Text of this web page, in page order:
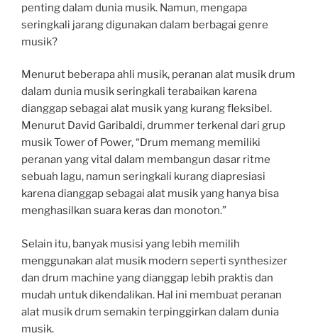
penting dalam dunia musik. Namun, mengapa
seringkali jarang digunakan dalam berbagai genre
musik?
Menurut beberapa ahli musik, peranan alat musik drum
dalam dunia musik seringkali terabaikan karena
dianggap sebagai alat musik yang kurang fleksibel.
Menurut David Garibaldi, drummer terkenal dari grup
musik Tower of Power, “Drum memang memiliki
peranan yang vital dalam membangun dasar ritme
sebuah lagu, namun seringkali kurang diapresiasi
karena dianggap sebagai alat musik yang hanya bisa
menghasilkan suara keras dan monoton.”
Selain itu, banyak musisi yang lebih memilih
menggunakan alat musik modern seperti synthesizer
dan drum machine yang dianggap lebih praktis dan
mudah untuk dikendalikan. Hal ini membuat peranan
alat musik drum semakin terpinggirkan dalam dunia
musik.